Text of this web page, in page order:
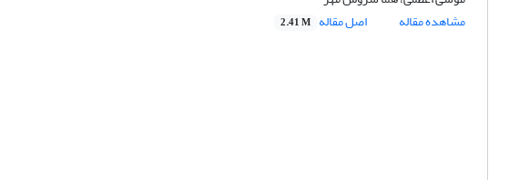
مشاهده مقاله
اصل مقاله 2.41 M